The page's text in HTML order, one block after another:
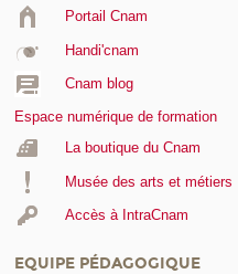
Portail Cnam
Handi'cnam
Cnam blog
Espace numérique de formation
La boutique du Cnam
Musée des arts et métiers
Accès à IntraCnam
EQUIPE PÉDAGOGIQUE